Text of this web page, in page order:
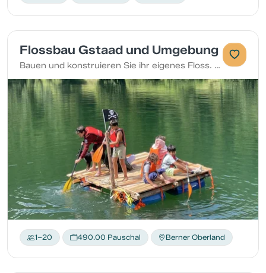
Flossbau Gstaad und Umgebung
Bauen und konstruieren Sie ihr eigenes Floss. Wir geben Ihnen alle Einzelteile die sie benötigen um ein Floss zu bauen.
1–20 490.00 Pauschal Berner Oberland